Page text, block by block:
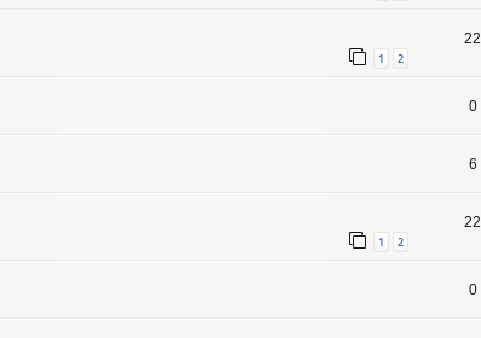
1 2
22
0
6
1 2
22
0